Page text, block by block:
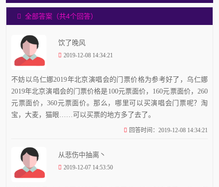
全部答案（共4个回答）
饮了晚风
2019-12-08 14:34:21
不妨以乌仁娜2019年北京演唱会的门票价格为参考好了，乌仁娜
2019年北京演唱会的门票价格是100元票面价，160元票面价，260
元票面价，360元票面价。那么，哪里可以买演唱会门票呢？淘
宝，大麦，猫眼……可以买票的地方多了去了。
回答时间：2019-12-08 14:34:21
从悲伤中抽离丶
2019-12-07 14:53:50